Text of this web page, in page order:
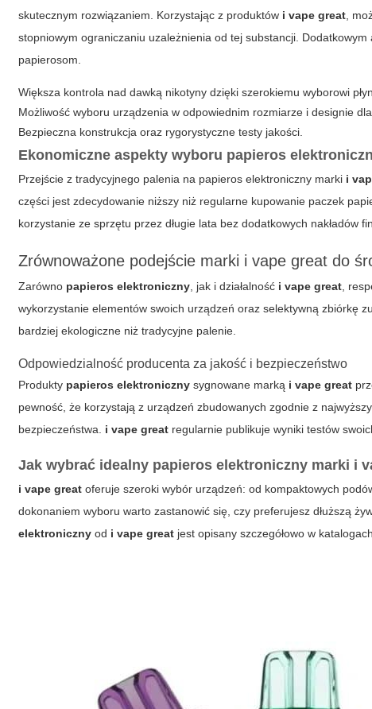
skutecznym rozwiązaniem. Korzystając z produktów i vape great ,
stopniowym ograniczaniu uzależnienia od tej substancji.
papierosom.
Większa kontrola nad dawką nikotyny dzięki szerokiemu wyborowi
Możliwość wyboru urządzenia w odpowiednim rozmiarze i designie
Bezpieczna konstrukcja oraz rygorystyczne testy jakości.
Ekonomiczne aspekty wyboru papieros
Przejście z tradycyjnego palenia na papieros elektroniczny marki i
części jest zdecydowanie niższy niż regularne kupowanie paczek
korzystanie ze sprzętu przez długie lata bez dodatkowych nakładów
Zrównoważone podejście marki i vape great do
Zarówno papieros elektroniczny , jak i działalność i vape great ,
wykorzystanie elementów swoich urządzeń oraz selektywną zbiórkę
bardziej ekologiczne niż tradycyjne palenie.
Odpowiedzialność producenta za jakość i bezpieczeństwo
Produkty papieros elektroniczny sygnowane marką i vape great
pewność, że korzystają z urządzeń zbudowanych zgodnie z
bezpieczeństwa. i vape great regularnie publikuje wyniki testów
Jak wybrać idealny papieros elektroniczny marki i
i vape great oferuje szeroki wybór urządzeń: od kompaktowych
dokonaniem wyboru warto zastanowić się, czy preferujesz dłuższą
elektroniczny od i vape great jest opisany szczegółowo w